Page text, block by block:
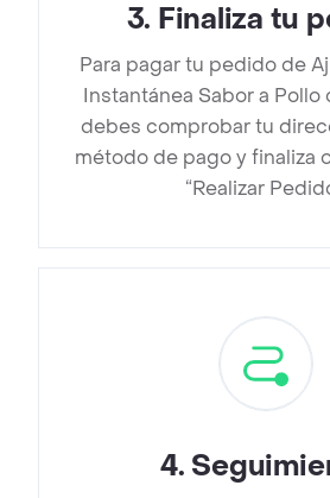
3. Finaliza tu
Para pagar tu pedido de
Instantánea Sabor a Pollo
debes comprobar tu
método de pago y finaliza
“Realizar
4.